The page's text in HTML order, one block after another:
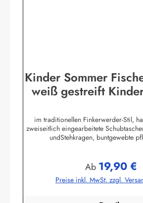
Kinder Sommer
weiß gestreift
im traditionellen Finkerwerder-Stil,
zweiseitlich eingearbeitete
undStehkragen, buntgewebte
GmbHHeglitzer Str. 1226409
bekleidung.de
Regulärer Preis:
Ab 19,90 €
Preise inkl. MwSt. zzgl.